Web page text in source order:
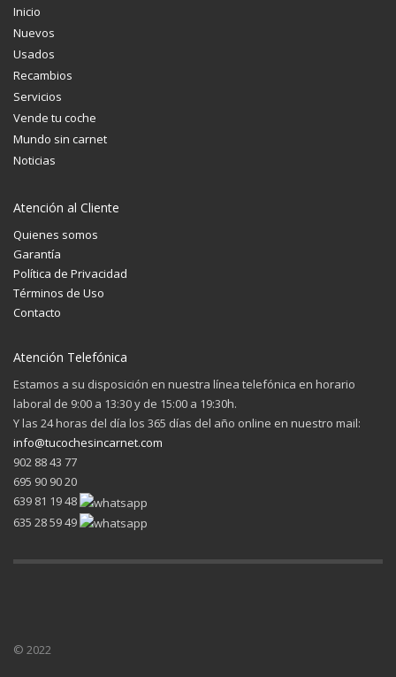
Inicio
Nuevos
Usados
Recambios
Servicios
Vende tu coche
Mundo sin carnet
Noticias
Atención al Cliente
Quienes somos
Garantía
Política de Privacidad
Términos de Uso
Contacto
Atención Telefónica
Estamos a su disposición en nuestra línea telefónica en horario
laboral de 9:00 a 13:30 y de 15:00 a 19:30h.
Y las 24 horas del día los 365 días del año online en nuestro mail:
info@tucochesincarnet.com
902 88 43 77
695 90 90 20
639 81 19 48
635 28 59 49
© 2022